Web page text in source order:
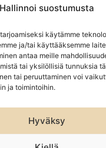
Hallinnoi suostumusta
käytämme
ja/tai käyttääksemme
antaa meille
tai yksilöllisiä tunnuksia
tai peruuttaminen voi
ja toimintoihin.
Hyväksy
käyttölupahakemus
Tilaa uutiskirje